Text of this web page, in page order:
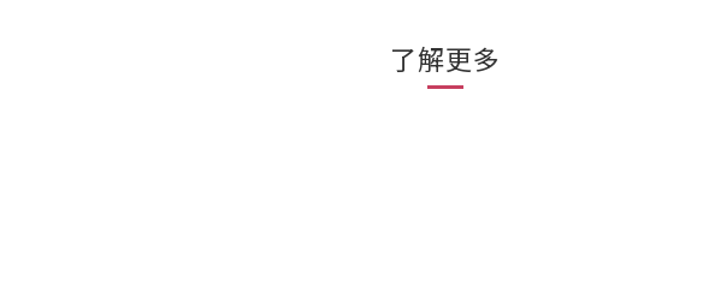
了解更多